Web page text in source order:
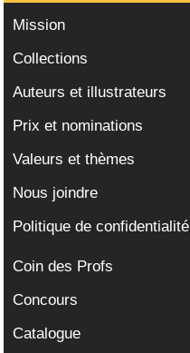
Mission
Collections
Auteurs et illustrateurs
Prix et nominations
Valeurs et thèmes
Nous joindre
Politique de confidentialité
Coin des Profs
Concours
Catalogue